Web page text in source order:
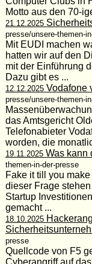
Motto aus den 70-
21.12.2025
presse/unsere-themen-
Mit EUDI machen
hatten wir auf den
mit der Einführung
Dazu gibt es ...
12.12.2025Vodafone
presse/unsere-themen-
das Amtsgericht
Telefonabieter
worden, die
19.11.2025Was kann
themen-in-der-presse
Fake it till you
dieser Frage
Startup
gemacht ...
18.10.2025
presse
Quellcode von F5
Cyberangriff auf